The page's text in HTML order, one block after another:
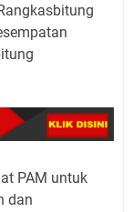
PAM untuk
dan